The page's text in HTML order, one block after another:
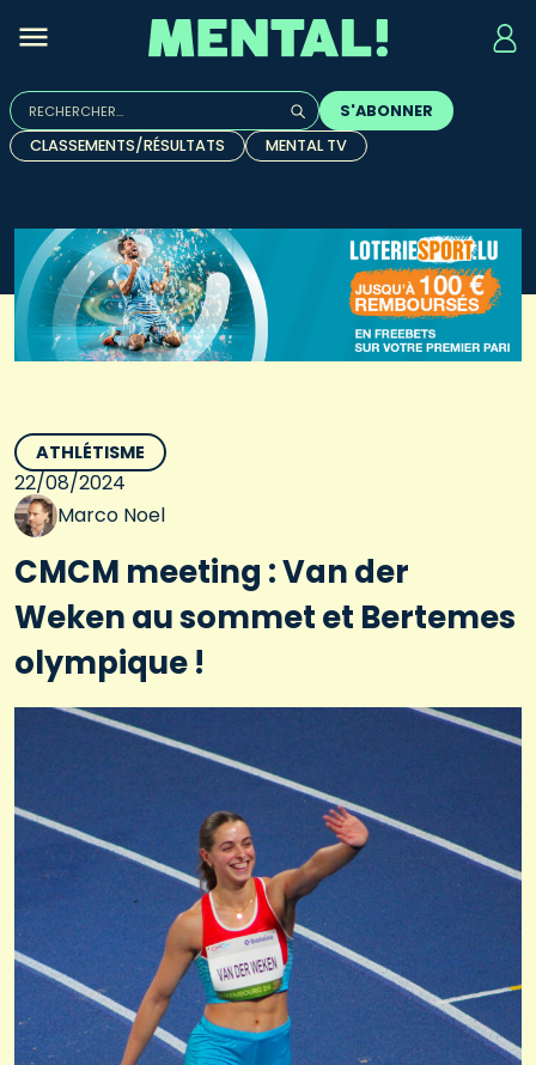
Rechercher :
Quand les résultats de l'auto-complétion sont
S'ABONNER
CLASSEMENTS/RÉSULTATS
MENTAL TV
ATHLÉTISME
22/08/2024
Marco Noel
CMCM meeting : Van der
Weken au sommet et Bertemes
olympique !